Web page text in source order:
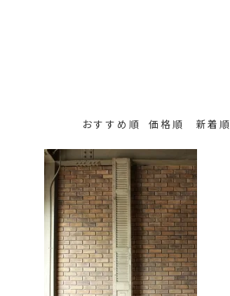
おすすめ順 価格順 新着順